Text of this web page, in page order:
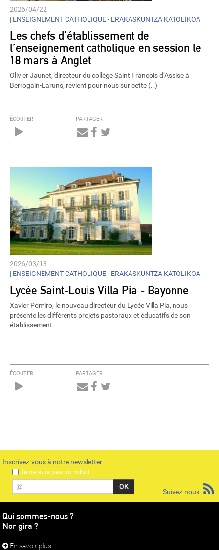
2026/04/22
| ENSEIGNEMENT CATHOLIQUE - ERAKASKUNTZA KATOLIKOA
Les chefs d’établissement de
l’enseignement catholique en session le
18 mars à Anglet
Olivier Jaunet, directeur du collège Saint François d’Assise à
Berrogain-Laruns, revient pour nous sur cette (…)
ÉCOUTER PARTAGER
2026/03/18
| ENSEIGNEMENT CATHOLIQUE - ERAKASKUNTZA KATOLIKOA
Lycée Saint-Louis Villa Pia - Bayonne
Xavier Pomiro, le nouveau directeur du Lycée Villa Pia, nous
présente les différents projets pastoraux et éducatifs de son
établissement.
ÉCOUTER PARTAGER
Inscrivez-vous à notre newsletter
Je ne suis pas un robot
@
Suivez-nous
Qui sommes-nous ?
Nor gira ?
En savoir plus...